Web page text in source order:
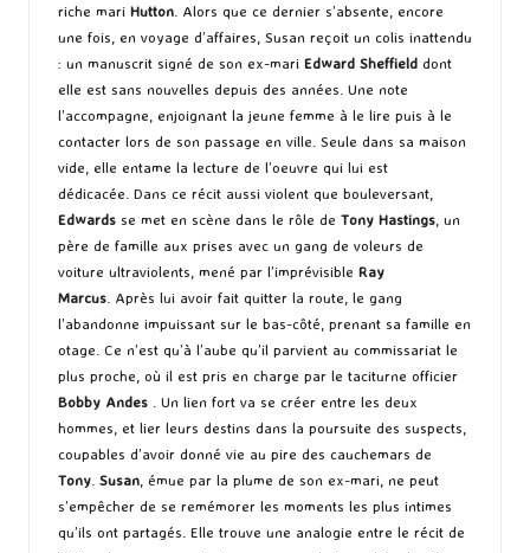
riche mari Hutton . Alors que ce dernier s’absente, encore
une fois, en voyage d’affaires, Susan reçoit un colis inattendu
: un manuscrit signé de son ex-mari Edward Sheffield dont
elle est sans nouvelles depuis des années. Une note
l’accompagne, enjoignant la jeune femme à le lire puis à le
contacter lors de son passage en ville. Seule dans sa maison
vide, elle entame la lecture de l’oeuvre qui lui est
dédicacée. Dans ce récit aussi violent que bouleversant,
Edwards se met en scène dans le rôle de Tony Hastings , un
père de famille aux prises avec un gang de voleurs de
voiture ultraviolents, mené par l’imprévisible Ray
Marcus . Après lui avoir fait quitter la route, le gang
l’abandonne impuissant sur le bas-côté, prenant sa famille en
otage. Ce n’est qu’à l’aube qu’il parvient au commissariat le
plus proche, où il est pris en charge par le taciturne officier
Bobby Andes . Un lien fort va se créer entre les deux
hommes, et lier leurs destins dans la poursuite des suspects,
coupables d’avoir donné vie au pire des cauchemars de
Tony Susan , émue par la plume de son ex-mari, ne peut
s’empêcher de se remémorer les moments les plus intimes
qu’ils ont partagés. Elle trouve une analogie entre le récit de